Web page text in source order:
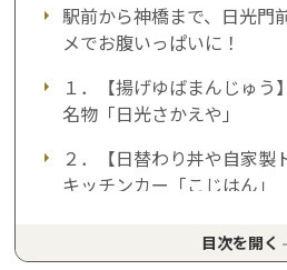
駅前から神橋まで、日光門
メでお腹いっぱいに！
１．【揚げゆばまんじゅう
名物「日光さかえや」
２．【日替わり丼や自家製
キッチンカー「こじはん」
焼みしまや」
目次を開く